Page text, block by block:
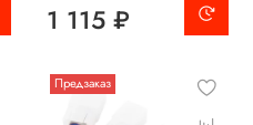
1 115 ₽
Предзаказ